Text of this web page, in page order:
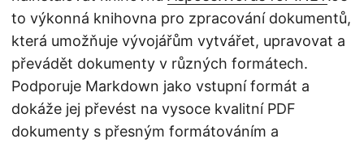
to výkonná knihovna pro zpracování dokumentů,
která umožňuje vývojářům vytvářet, upravovat a
převádět dokumenty v různých formátech.
Podporuje Markdown jako vstupní formát a
dokáže jej převést na vysoce kvalitní PDF
dokumenty s přesným formátováním a